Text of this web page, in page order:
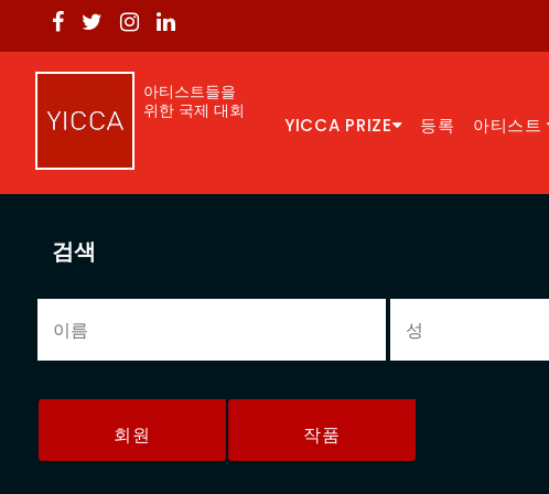
아티스트들을
위한 국제 대회
YICCA PRIZE 등록 아티스트
검색
회원 작품